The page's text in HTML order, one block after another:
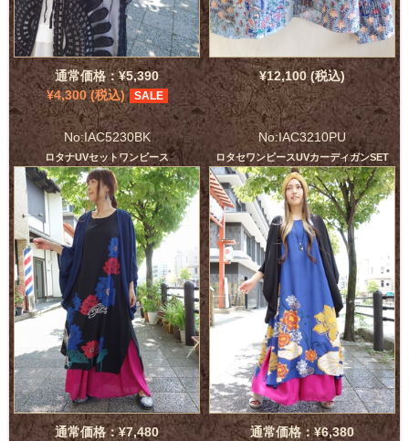
通常価格：¥5,390
¥4,300 (税込)
SALE
¥12,100 (税込)
No:IAC5230BK
ロタナUVセットワンピース
通常価格：¥7,480
No:IAC3210PU
ロタセワンピースUVカーディガンSET
通常価格：¥6,380